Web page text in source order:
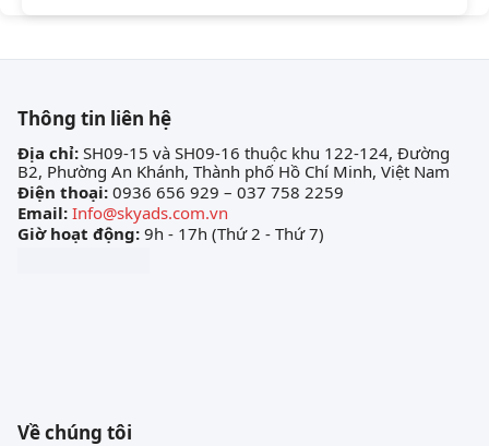
Thông tin liên hệ
Địa chỉ: SH09-15 và SH09-16 thuộc khu 122-124, Đường
B2, Phường An Khánh, Thành phố Hồ Chí Minh, Việt Nam
Điện thoại: 0936 656 929 – 037 758 2259
Email: Info@skyads.com.vn
Giờ hoạt động: 9h - 17h (Thứ 2 - Thứ 7)
Về chúng tôi